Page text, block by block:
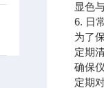
显色
6. 日
为了
定期
确保
定期